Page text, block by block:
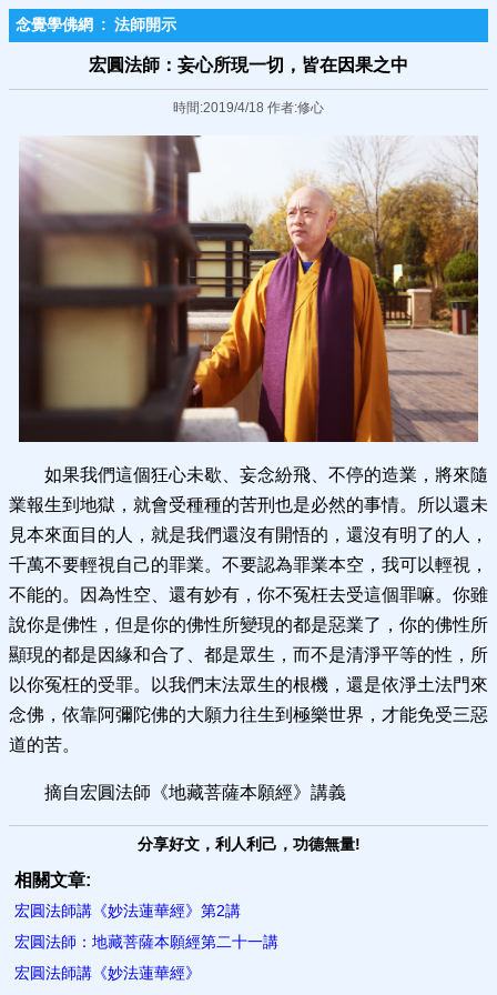
念覺學佛網 : 法師開示
宏圓法師：妄心所現一切，皆在因果之中
時間:2019/4/18 作者:修心
如果我們這個狂心未歇、妄念紛飛、不停的造業，將來隨
業報生到地獄，就會受種種的苦刑也是必然的事情。所以還未
見本來面目的人，就是我們還沒有開悟的，還沒有明了的人，
千萬不要輕視自己的罪業。不要認為罪業本空，我可以輕視，
不能的。因為性空、還有妙有，你不冤枉去受這個罪嘛。你雖
說你是佛性，但是你的佛性所變現的都是惡業了，你的佛性所
顯現的都是因緣和合了、都是眾生，而不是清淨平等的性，所
以你冤枉的受罪。以我們末法眾生的根機，還是依淨土法門來
念佛，依靠阿彌陀佛的大願力往生到極樂世界，才能免受三惡
道的苦。
摘自宏圓法師《地藏菩薩本願經》講義
分享好文，利人利己，功德無量!
相關文章:
宏圓法師講《妙法蓮華經》第2講
宏圓法師：地藏菩薩本願經第二十一講
宏圓法師講《妙法蓮華經》